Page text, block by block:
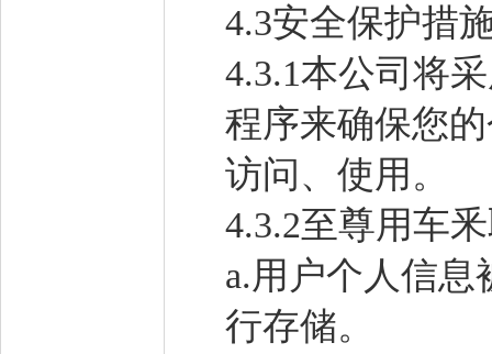
4.3安全保护措
4.3.1本公司将
程序来确保您
访问、使用。
4.3.2至尊用车
a.用户个人信
行存储。